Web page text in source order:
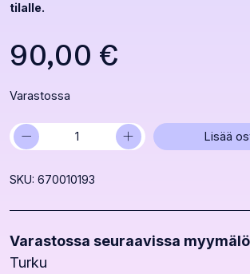
tilalle.
90,00 €
Varastossa
Blaster
Max
määrä
+
− Lisää
SKU: 670010193
Varastossa seuraavissa
Turku